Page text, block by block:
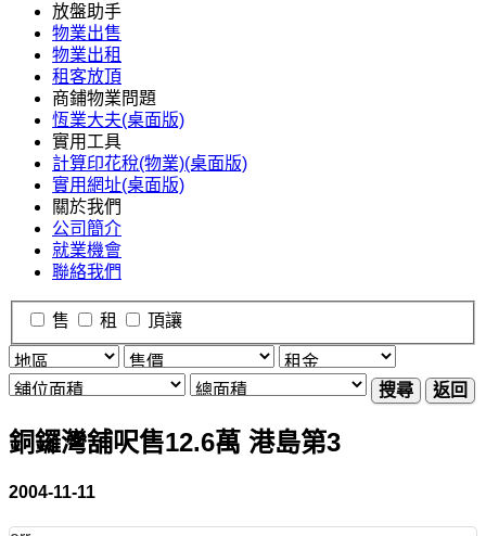
放盤助手
物業出售
物業出租
租客放頂
商鋪物業問題
恆業大夫(桌面版)
實用工具
計算印花稅(物業)(桌面版)
實用網址(桌面版)
關於我們
公司簡介
就業機會
聯絡我們
售 租 頂讓
搜尋 返回
銅鑼灣舖呎售12.6萬 港島第3
2004-11-11